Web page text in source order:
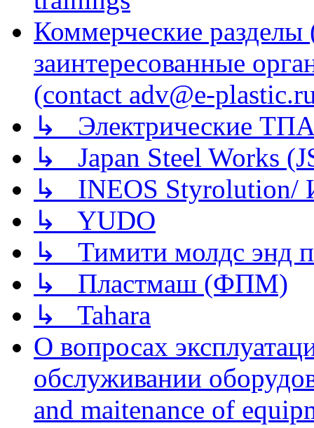
Коммерческие
заинтересованные
(contact adv@e-
↳ Электрические
↳ Japan Steel Works
↳ INEOS
↳ YUDO
↳ Тимити молдс энд
↳ Пластмаш (ФПМ)
↳ Tahara
О вопросах
обслуживании
and maitenance of